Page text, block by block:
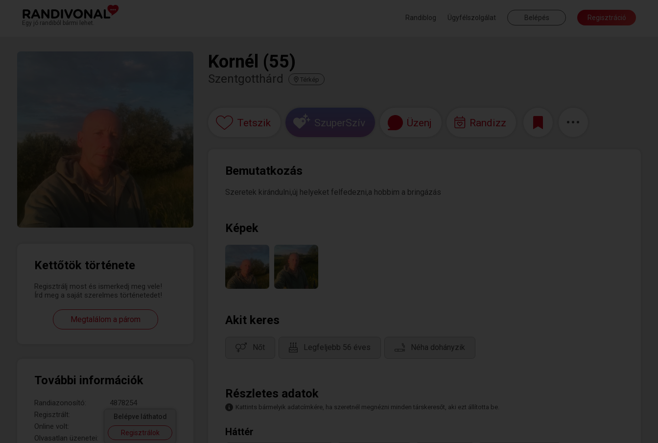
Egy jó randiból bármi lehet.
Randiblog Ügyfélszolgálat Belépés Regisztráció
Kettőtök története
Regisztrálj most és ismerkedj meg vele!
Írd meg a saját szerelmes történetedet!
Megtalálom a párom
További információk
Randiazonosító:
4878254
Regisztrált:
Online volt:
Olvasatlan üzenetei:
Belépve láthatod
Regisztrálok
Kornél (55)
Szentgotthárd Térkép
Tetszik SzuperSzív Üzenj Randizz
Bemutatkozás
Szeretek kirándulni,új helyeket felfedezni,a hobbim a bringázás
Képek
Akit keres
Nőt Legfeljebb 56 éves Néha dohányzik
Részletes adatok
Kattints bármelyik adatcímkére, ha szeretnél megnézni minden társkeresőt, aki ezt állította be.
Háttér